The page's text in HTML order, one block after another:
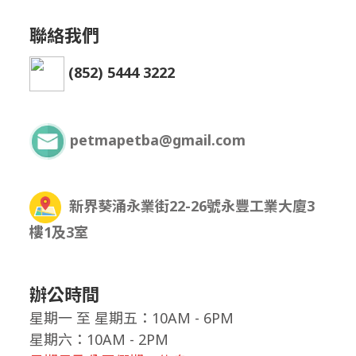
聯絡我們
(852) 5444 3222
petmapetba@gmail.com
新界葵涌永業街22-26號永豐工業大廈3
樓1及3室
辦公時間
星期一 至 星期五：10AM - 6PM
星期六：10AM - 2PM